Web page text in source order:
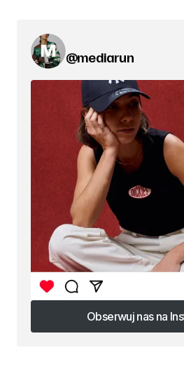
@mediarun
Obserwuj nas na
Obserwuj nas na